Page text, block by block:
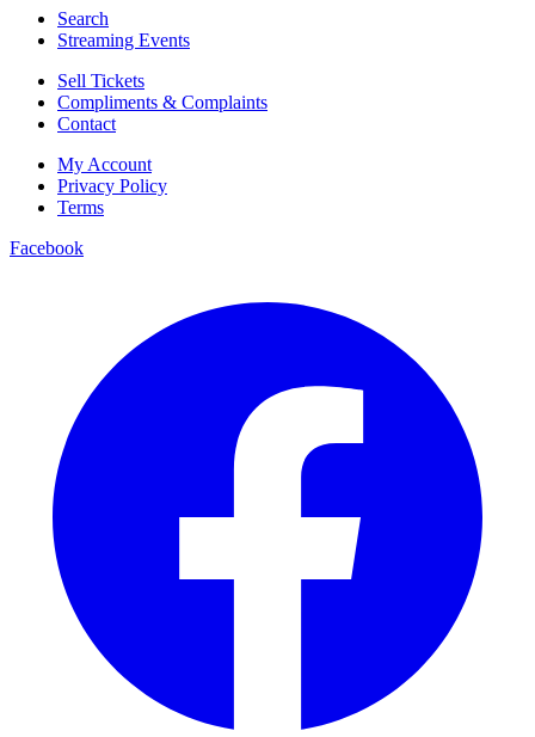
Search
Streaming Events
Sell Tickets
Compliments & Complaints
Contact
My Account
Privacy Policy
Terms
Facebook